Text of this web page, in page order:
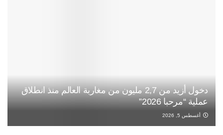
دخول أزيد من 2,7 مليون من مغاربة العالم منذ انطلاق
عملية “مرحبا 2026”
أغسطس 5, 2026